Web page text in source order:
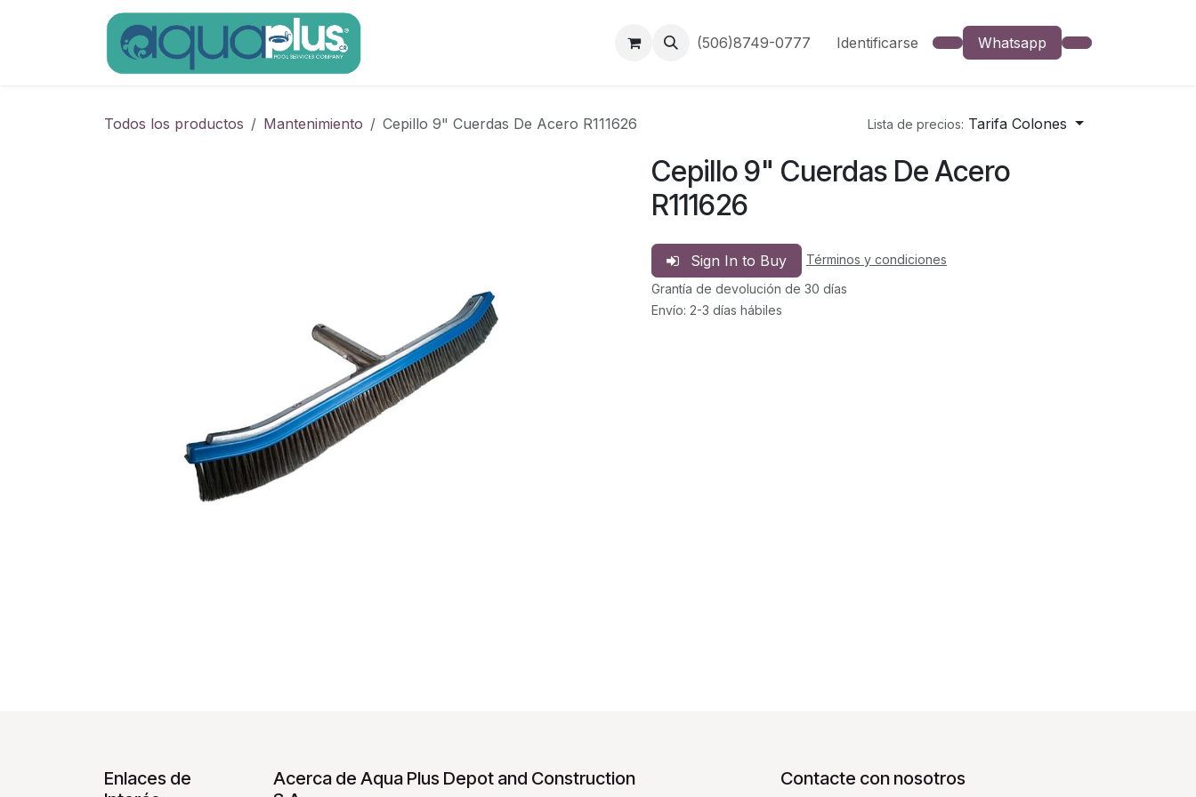
(506)8749-0777 Identificarse Whatsapp
Todos los productos Mantenimiento Cepillo 9" Cuerdas De Acero R111626 Lista de precios: Tarifa Colones
Cepillo 9" Cuerdas De Acero
R111626
Sign In to Buy
Términos y condiciones
Grantía de devolución de 30 días
Envío: 2-3 días hábiles
Enlaces de
Acerca de Aqua Plus Depot and Construction
Contacte con nosotros